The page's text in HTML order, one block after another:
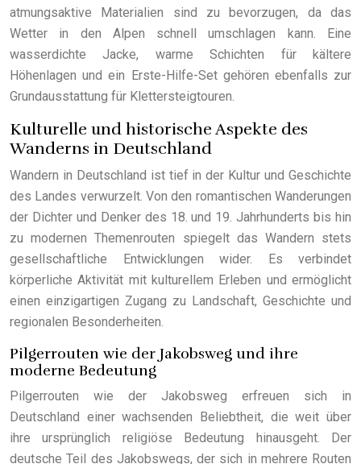
atmungsaktive Materialien sind zu bevorzugen, da das
Wetter in den Alpen schnell umschlagen kann. Eine
wasserdichte Jacke, warme Schichten für kältere
Höhenlagen und ein Erste-Hilfe-Set gehören ebenfalls zur
Grundausstattung für Klettersteigtouren.
Kulturelle und historische Aspekte des
Wanderns in Deutschland
Wandern in Deutschland ist tief in der Kultur und Geschichte
des Landes verwurzelt. Von den romantischen Wanderungen
der Dichter und Denker des 18. und 19. Jahrhunderts bis hin
zu modernen Themenrouten spiegelt das Wandern stets
gesellschaftliche Entwicklungen wider. Es verbindet
körperliche Aktivität mit kulturellem Erleben und ermöglicht
einen einzigartigen Zugang zu Landschaft, Geschichte und
regionalen Besonderheiten.
Pilgerrouten wie der Jakobsweg und ihre
moderne Bedeutung
Pilgerrouten wie der Jakobsweg erfreuen sich in
Deutschland einer wachsenden Beliebtheit, die weit über
ihre ursprünglich religiöse Bedeutung hinausgeht. Der
deutsche Teil des Jakobswegs, der sich in mehrere Routen